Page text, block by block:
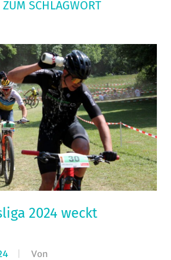
SCHLAGWORT
2024 weckt
Von